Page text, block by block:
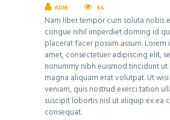
ADM 46
Nam liber tempor cum soluta nobis
congue nihil imperdiet doming id
placerat facer possim assum.
amet, consectetuer adipiscing elit,
nonummy nibh euismod tincidunt
magna aliquam erat volutpat. Ut
veniam, quis nostrud exerci tation
suscipit lobortis nisl ut aliquip ex ea
consequat.